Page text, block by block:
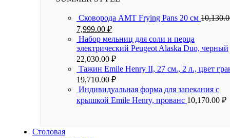
Сковорода AMT Frying Pans 20 см
7,999.00 ₽
Набор мельниц для соли и перца
электрический Peugeot Alaska Duo, черный
22,030.00 ₽
Тажин Emile Henry II, 27 см., 2 л., цвет
19,710.00 ₽
Индивидуальная форма для запекания с
крышкой Emile Henry, прованс 10,170.00 ₽
Столовая